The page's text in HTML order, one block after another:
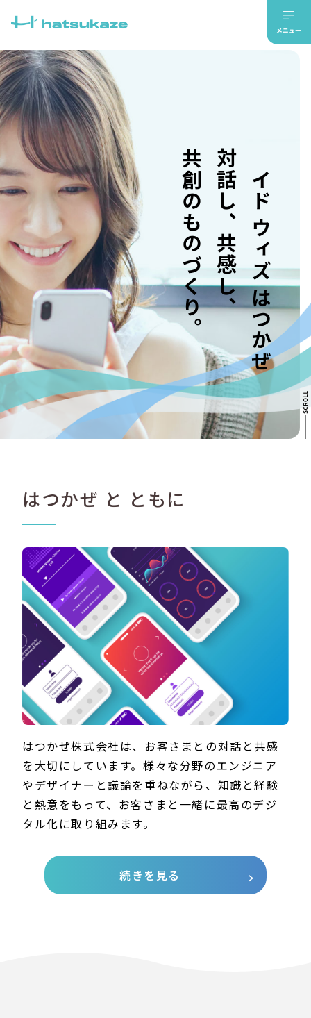
メイド ウィズ はつかぜ
対話し、共感し、
共創のものづくり。
はつかぜ と ともに
はつかぜ株式会社は、お客さまとの対話と共感
を大切にしています。様々な分野のエンジニア
やデザイナーと議論を重ねながら、知識と経験
と熱意をもって、お客さまと一緒に最高のデジ
タル化に取り組みます。
続きを見る